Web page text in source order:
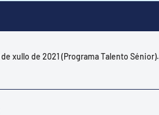
xullo de 2021 (Programa Talento Sénior).